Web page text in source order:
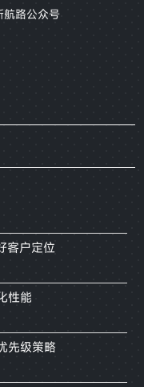
航路公众号
客户定位
性能
先级策略